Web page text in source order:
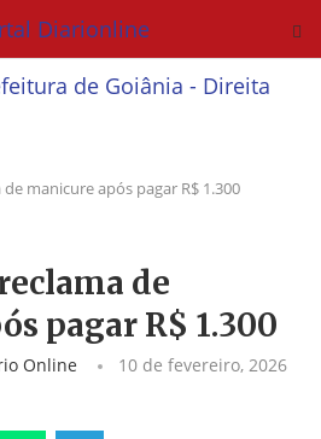
manicure após pagar R$ 1.300
de
pagar R$ 1.300
Online
10 de fevereiro, 2026